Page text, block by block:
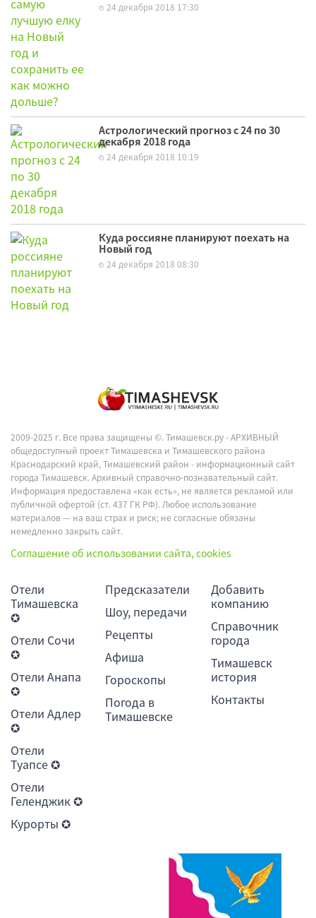
24 декабря 2018 17:30
Астрологический прогноз с 24 по 30
декабря 2018 года
24 декабря 2018 10:19
Куда россияне планируют поехать на
Новый год
24 декабря 2018 08:30
2009-2025 г. Все права защищены ©.Тимашевск.ру - АРХИВНЫЙ
общедоступный проект Тимашевска и Тимашевского района
Краснодарский край, Тимашевский район - информационный сайт
города Тимашевск. Архивный справочно-познавательный сайт.
Информация предоставлена «как есть», не является рекламой или
публичной офертой (ст. 437 ГК РФ). Любое использование
материалов — на ваш страх и риск; не согласные обязаны
немедленно закрыть сайт.
Соглашение об использовании сайта, cookies
Отели
Тимашевска
✪
Отели Сочи
✪
Отели Анапа
✪
Отели Адлер
✪
Отели
Туапсе ✪
Отели
Геленджик ✪
Курорты ✪
Предсказатели
Шоу, передачи
Рецепты
Афиша
Гороскопы
Погода в
Тимашевске
Добавить
компанию
Справочник
города
Тимашевск
история
Контакты